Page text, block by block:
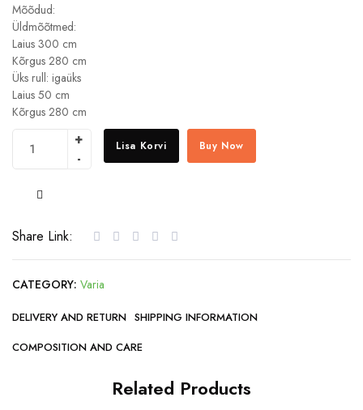
Mõõdud:
Üldmõõtmed:
Laius 300 cm
Kõrgus 280 cm
Üks rull: igaüks
Laius 50 cm
Kõrgus 280 cm
Lisa Korvi Buy Now
Share Link:
CATEGORY: Varia
DELIVERY AND RETURN SHIPPING INFORMATION
COMPOSITION AND CARE
Related Products